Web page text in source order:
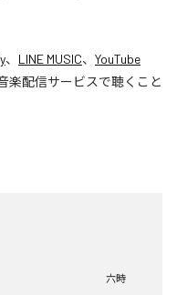
、 LINE MUSIC、 YouTube
楽配信サービスで聴くこと
六時